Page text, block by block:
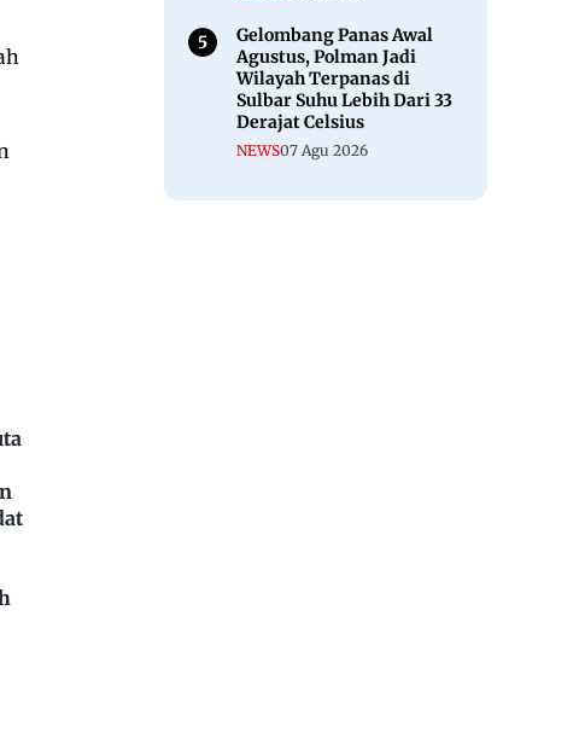
Gelombang Panas Awal
Agustus, Polman Jadi
Wilayah Terpanas di
Sulbar Suhu Lebih Dari 33
Derajat Celsius
NEWS07 Agu 2026